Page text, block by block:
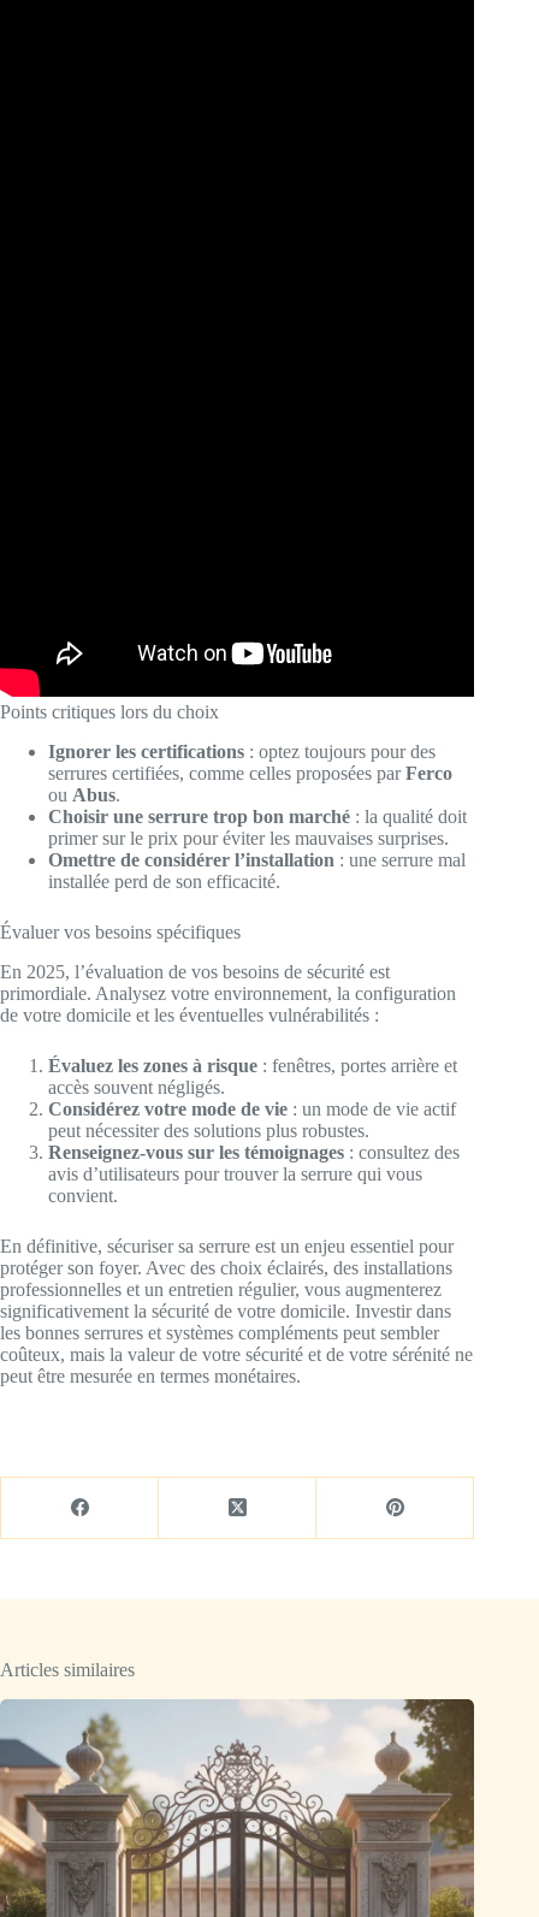
Points critiques lors du choix
Ignorer les certifications : optez toujours pour des
serrures certifiées, comme celles proposées parFerco
ou Abus.
Choisir une serrure trop bon marché : la qualité doit
primer sur le prix pour éviter les mauvaises surprises.
Omettre de considérer l’installation : une serrure mal
installée perd de son efficacité.
Évaluer vos besoins spécifiques
En 2025, l’évaluation de vos besoins de sécurité est
primordiale. Analysez votre environnement, la configuration
de votre domicile et les éventuelles vulnérabilités :
Évaluez les zones à risque : fenêtres, portes arrière et
accès souvent négligés.
Considérez votre mode de vie : un mode de vie actif
peut nécessiter des solutions plus robustes.
Renseignez-vous sur les témoignages : consultez des
avis d’utilisateurs pour trouver la serrure qui vous
convient.
En définitive, sécuriser sa serrure est un enjeu essentiel pour
protéger son foyer. Avec des choix éclairés, des installations
professionnelles et un entretien régulier, vous augmenterez
significativement la sécurité de votre domicile. Investir dans
les bonnes serrures et systèmes compléments peut sembler
coûteux, mais la valeur de votre sécurité et de votre sérénité ne
peut être mesurée en termes monétaires.
Articles similaires